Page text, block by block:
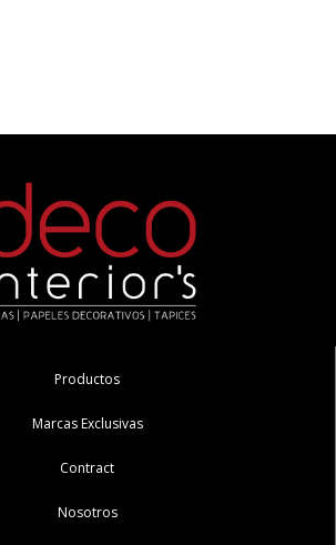
Productos
Marcas Exclusivas
Contract
Nosotros